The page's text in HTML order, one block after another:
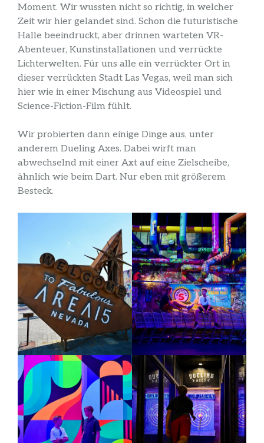
Moment. Wir wussten nicht so richtig, in welcher
Zeit wir hier gelandet sind. Schon die futuristische
Halle beeindruckt, aber drinnen warteten VR-
Abenteuer, Kunstinstallationen und verrückte
Lichterwelten. Für uns alle ein verrückter Ort in
dieser verrückten Stadt Las Vegas, weil man sich
hier wie in einer Mischung aus Videospiel und
Science-Fiction-Film fühlt.
Wir probierten dann einige Dinge aus, unter
anderem Dueling Axes. Dabei wirft man
abwechselnd mit einer Axt auf eine Zielscheibe,
ähnlich wie beim Dart. Nur eben mit größerem
Besteck.